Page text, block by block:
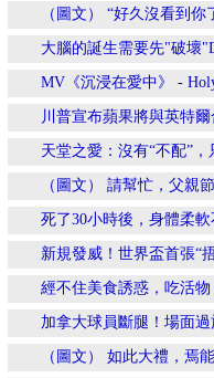
（圖文） “好久沒看到你
大腦的誕生需要先"破壞
MV《沉浸在愛中》 -
川普宣布蘋果將與英特
天堂之愛：沒有“不配”，
（圖文） 請幫忙，父親
死了30小時後，身體柔軟
新規發威！世界盃首張“
經不住美食誘惑，吃活
加拿大球員斷腿！場面
（圖文） 如此大禮，焉